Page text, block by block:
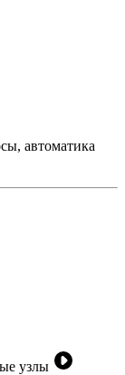
автоматика
узлы